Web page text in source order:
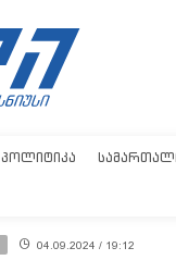
ᲞᲝᲚᲘᲢᲘᲙᲐ
04.09.2024 / 19:12